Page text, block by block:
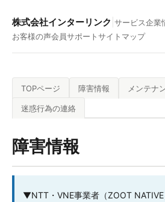
株式会社インターリンク サービス企業
お客様の声会員サポートサイトマップ
TOPページ 障害情報 メンテナ
迷惑行為の連絡
障害情報
▼NTT・VNE事業者（ZOOT